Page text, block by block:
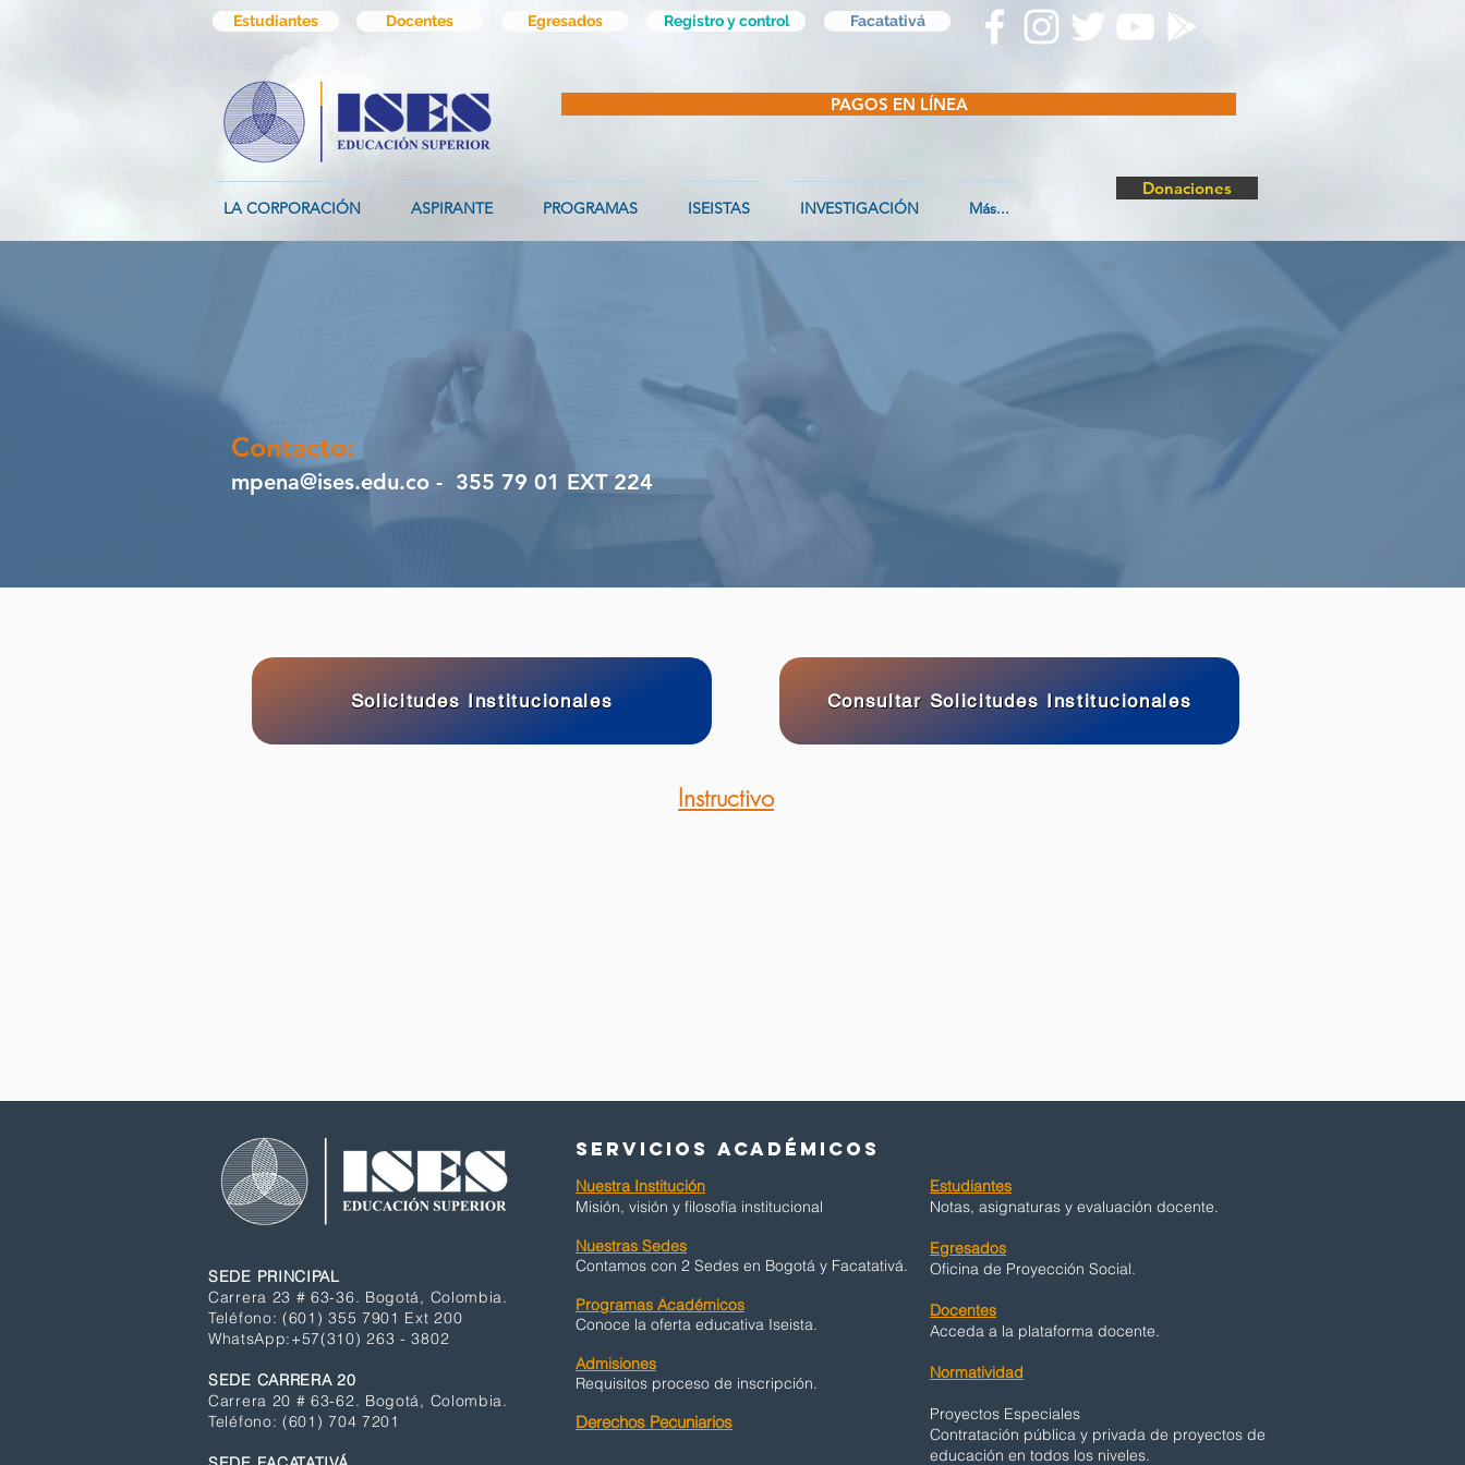
Facatativá
Registro y control
Docentes
Estudiantes Egresados
PAGOS EN LÍNEA
LA CORPORACIÓN ASPIRANTE PROGRAMAS ISEISTAS INVESTIGACIÓN Más...
Donaciones
ACADÉMICA
Contacto:
mpena@ises.edu.co - 355 79 01 EXT 224
Solicitudes Institucionales Consultar Solicitudes Institucionales
Instructivo
SEDE PRINCIPAL
Carrera 23 # 63-36. Bogotá, Colombia.
Teléfono: (601) 355 7901 Ext 200
WhatsApp:+57(310) 263 - 3802
SEDE CARRERA 20
Carrera 20 # 63-62. Bogotá, Colombia.
Teléfono: (601)704 7201
SERVICIOS ACADÉMICOS
Nuestra Institución
Misión, visión y filosofía institucional
Nuestras Sedes
Contamos con 2 Sedes en Bogotá y Facatativá.
Programas Académicos
Conoce la oferta educativa Iseista.
Admisiones
Requisitos proceso de inscripción.
Derechos Pecuniarios
Estudiantes
Notas, asignaturas y evaluación docente.
Egresados
Oficina de Proyección Social.
Docentes
Acceda a la plataforma docente.
Normatividad
Proyectos Especiales
Contratación pública y privada de proyectos de
educación en todos los niveles.